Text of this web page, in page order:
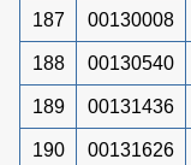
187 00130008
188 00130540
189 00131436
190 00131626